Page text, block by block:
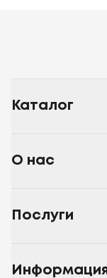
Каталог
О нас
Послуги